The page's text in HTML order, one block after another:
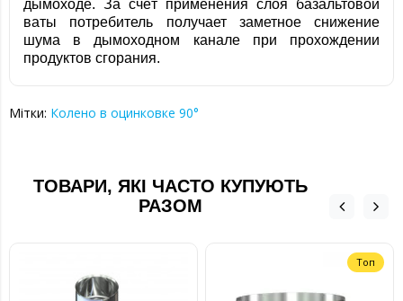
дымоходе. За счёт применения слоя базальтовой
ваты потребитель получает заметное снижение
шума в дымоходном канале при прохождении
продуктов сгорания.
Мітки: Колено в оцинковке 90°
ТОВАРИ, ЯКІ ЧАСТО КУПУЮТЬ
РАЗОМ
Топ